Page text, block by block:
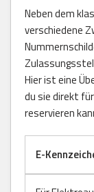
Neben dem
verschiedene
Hier ist eine
du sie direkt
reservieren
E-